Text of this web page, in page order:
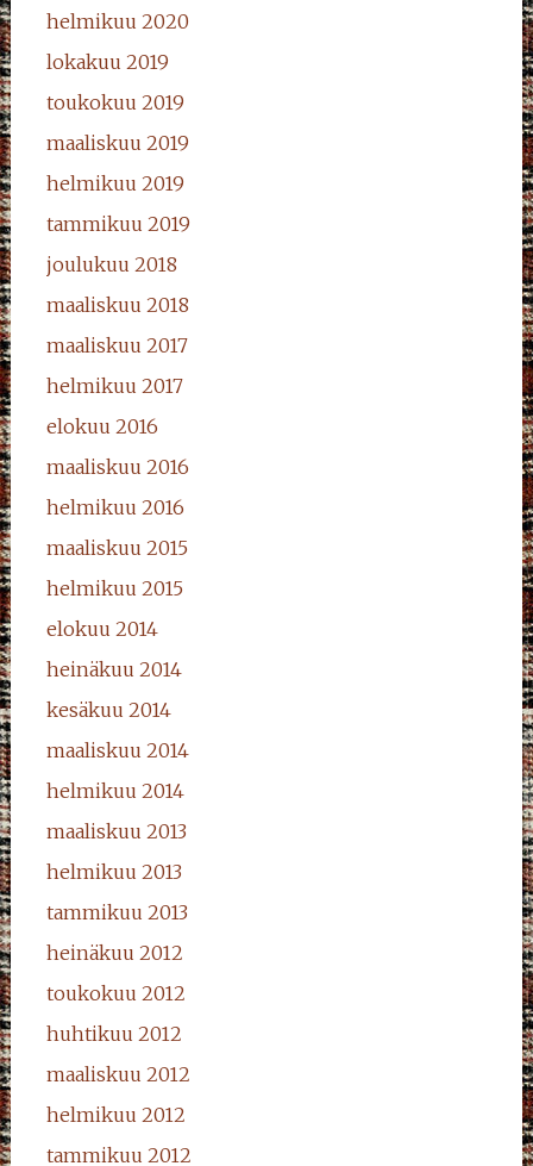
helmikuu 2020
lokakuu 2019
toukokuu 2019
maaliskuu 2019
helmikuu 2019
tammikuu 2019
joulukuu 2018
maaliskuu 2018
maaliskuu 2017
helmikuu 2017
elokuu 2016
maaliskuu 2016
helmikuu 2016
maaliskuu 2015
helmikuu 2015
elokuu 2014
heinäkuu 2014
kesäkuu 2014
maaliskuu 2014
helmikuu 2014
maaliskuu 2013
helmikuu 2013
tammikuu 2013
heinäkuu 2012
toukokuu 2012
huhtikuu 2012
maaliskuu 2012
helmikuu 2012
tammikuu 2012